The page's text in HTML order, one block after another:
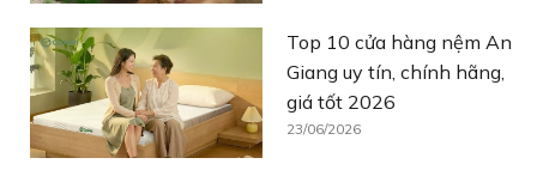
Top 10 cửa hàng nệm An
Giang uy tín, chính hãng,
giá tốt 2026
23/06/2026